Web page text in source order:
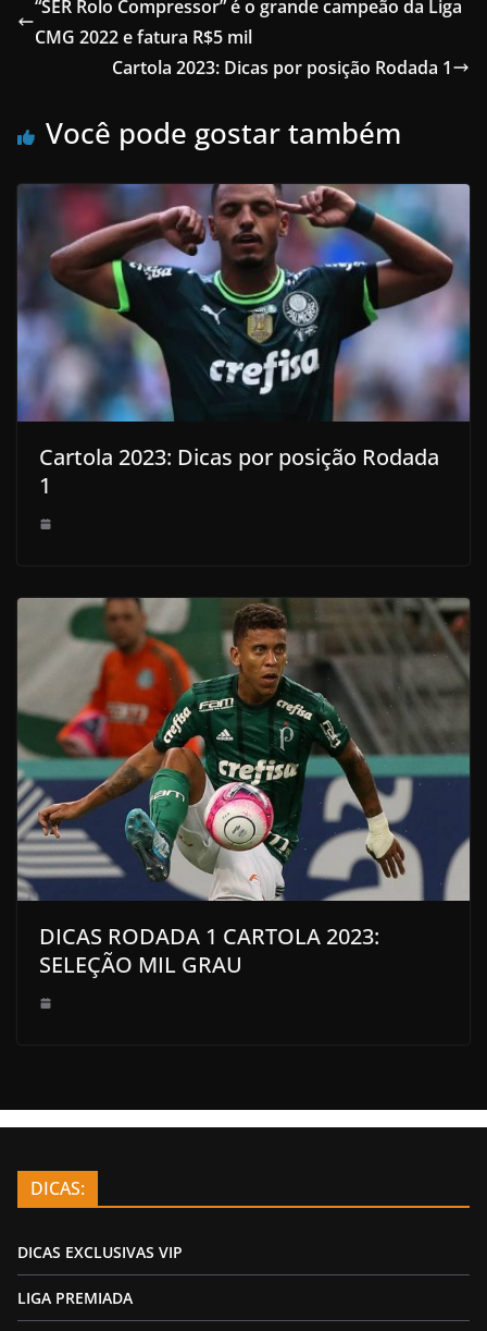
“SER Rolo Compressor” é o grande campeão da Liga
CMG 2022 e fatura R$5 mil
Cartola 2023: Dicas por posição Rodada 1
Você pode gostar também
Cartola 2023: Dicas por posição Rodada
1
DICAS RODADA 1 CARTOLA 2023:
SELEÇÃO MIL GRAU
DICAS:
DICAS EXCLUSIVAS VIP
LIGA PREMIADA